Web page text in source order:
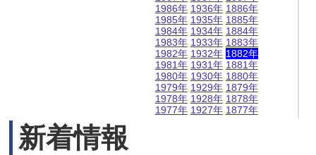
1986年
1985年
1984年
1983年
1982年
1981年
1980年
1979年
1978年
1977年
1936年
1935年
1934年
1933年
1932年
1931年
1930年
1929年
1928年
1927年
1886年
1885年
1884年
1883年
1882年
1881年
1880年
1879年
1878年
1877年
新着情報